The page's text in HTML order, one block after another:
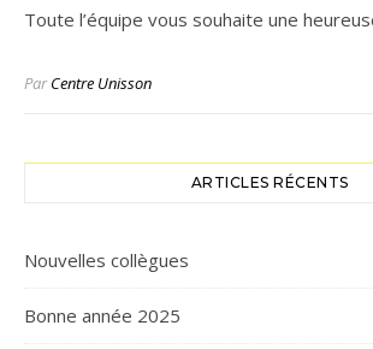
Toute l’équipe vous souhaite une
ParCentre Unisson
ARTICLES RÉCENTS
Nouvelles collègues
Bonne année 2025